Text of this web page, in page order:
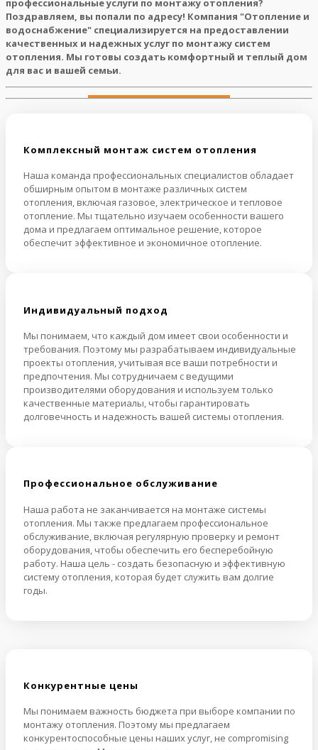
профессиональные услуги по монтажу отопления?
Поздравляем, вы попали по адресу! Компания "Отопление и
водоснабжение" специализируется на предоставлении
качественных и надежных услуг по монтажу систем
отопления. Мы готовы создать комфортный и теплый дом
для вас и вашей семьи.
Комплексный монтаж систем отопления
Наша команда профессиональных специалистов обладает
обширным опытом в монтаже различных систем
отопления, включая газовое, электрическое и тепловое
отопление. Мы тщательно изучаем особенности вашего
дома и предлагаем оптимальное решение, которое
обеспечит эффективное и экономичное отопление.
Индивидуальный подход
Мы понимаем, что каждый дом имеет свои особенности и
требования. Поэтому мы разрабатываем индивидуальные
проекты отопления, учитывая все ваши потребности и
предпочтения. Мы сотрудничаем с ведущими
производителями оборудования и используем только
качественные материалы, чтобы гарантировать
долговечность и надежность вашей системы отопления.
Профессиональное обслуживание
Наша работа не заканчивается на монтаже системы
отопления. Мы также предлагаем профессиональное
обслуживание, включая регулярную проверку и ремонт
оборудования, чтобы обеспечить его бесперебойную
работу. Наша цель - создать безопасную и эффективную
систему отопления, которая будет служить вам долгие
годы.
Конкурентные цены
Мы понимаем важность бюджета при выборе компании по
монтажу отопления. Поэтому мы предлагаем
конкурентоспособные цены наших услуг, не compromising